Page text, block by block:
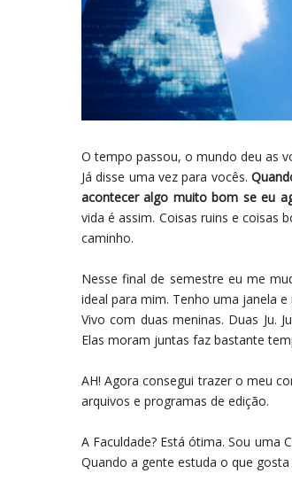
O tempo passou, o mundo deu as
Já disse uma vez para vocês.
acontecer algo muito bom se eu
vida é assim. Coisas ruins e coisas
caminho.
Nesse final de semestre eu me
ideal para mim. Tenho uma janela
Vivo com duas meninas. Duas Ju.
Elas moram juntas faz bastante
AH! Agora consegui trazer o meu
arquivos e programas de edição.
A Faculdade? Está ótima. Sou uma
Quando a gente estuda o que